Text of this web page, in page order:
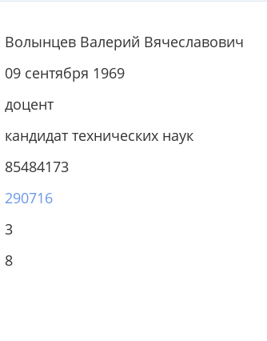
Волынцев Валерий Вячеславович
09 сентября 1969
доцент
кандидат технических наук
85484173
290716
3
8